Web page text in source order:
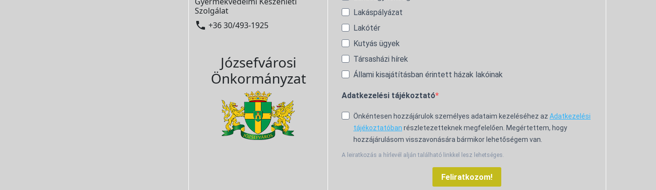
Szolgálat
 +36 30/493-1925
Józsefvárosi
Önkormányzat
Lakáspályázat
Lakótér
Kutyás ügyek
Társasházi hírek
Állami kisajátításban érintett házak lakóinak
Adatkezelési tájékoztató
Önkéntesen hozzájárulok személyes adataim kezeléséhez az Adatkezelési
tájékoztatóban részletezetteknek megfelelően. Megértettem, hogy
hozzájárulásom visszavonására bármikor lehetőségem van.
A leiratkozás a hírlevél alján található linkkel lesz lehetséges.
Feliratkozom!